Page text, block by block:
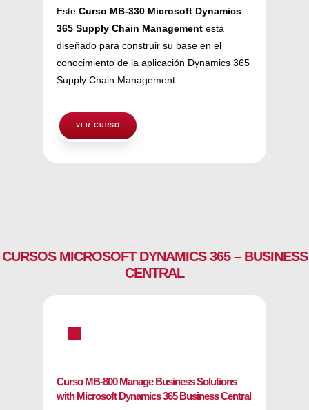
Este Curso MB-330 Microsoft Dynamics
365 Supply Chain Management está
diseñado para construir su base en el
conocimiento de la aplicación Dynamics 365
Supply Chain Management.
VER CURSO
CURSOS MICROSOFT DYNAMICS 365 – BUSINESS
CENTRAL
^
Curso MB-800 Manage Business Solutions
with Microsoft Dynamics 365 Business Central